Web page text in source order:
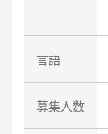
言語
募集人数